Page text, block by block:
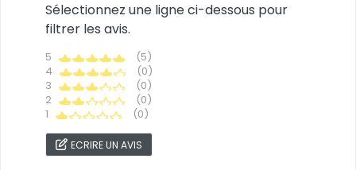
Sélectionnez une ligne ci-dessous pour
filtrer les avis.
5
(5)
4
(0)
3
(0)
2
(0)
1
(0)
ECRIRE UN AVIS